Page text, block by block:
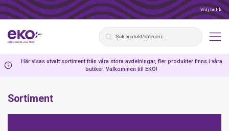
Välj butik
Här visas utvalt sortiment från våra stora avdelningar, fler produkter finns i våra
butiker. Välkommen till EKO!
Sortiment